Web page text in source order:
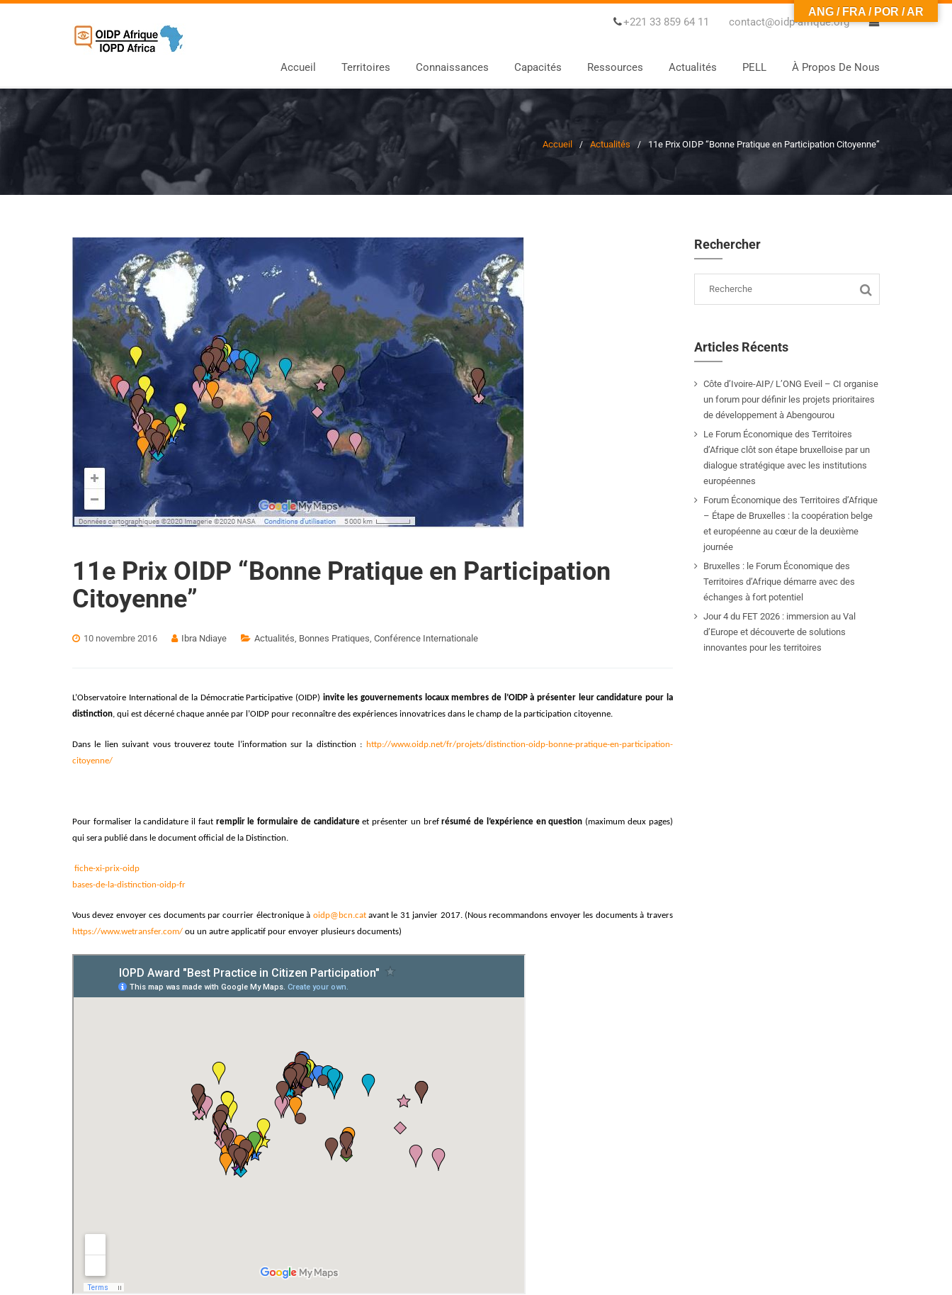
0
+221 33 859 64 11 contact@oidp-afrique.org
Accueil Territoires Connaissances Capacités Ressources Actualités PELL À Propos De Nous
Accueil Actualités 11e Prix OIDP “Bonne Pratique en Participation Citoyenne”
11e Prix OIDP “Bonne Pratique en Participation
Citoyenne”
10 novembre 2016 Ibra Ndiaye Actualités, Bonnes Pratiques, Conférence Internationale
L’Observatoire International de la Démocratie Participative (OIDP) invite les gouvernements locaux membres de l’OIDP à présenter leur candidature pour la
distinction, qui est décerné chaque année par l’OIDP pour reconnaître des expériences innovatrices dans le champ de la participation citoyenne.
Dans le lien suivant vous trouverez toute l’information sur la distinction :
http://www.oidp.net/fr/projets/distinction-oidp-bonne-pratique-en-participation-
citoyenne/
Pour formaliser la candidature il faut remplir le formulaire de candidatureet présenter un brefrésumé de l’expérience en question (maximum deux pages)
qui sera publié dans le document official de la Distinction.
fiche-xi-prix-oidp
bases-de-la-distinction-oidp-fr
Vous devez envoyer ces documents par courrier électronique à oidp@bcn.catavant le 31 janvier 2017. (Nous recommandons envoyer les documents à travers
https://www.wetransfer.com/ ou un autre applicatif pour envoyer plusieurs documents)
Rechercher
Articles Récents
Côte d’Ivoire-AIP/ L’ONG Eveil – CI organise
un forum pour définir les projets prioritaires
de développement à Abengourou
Le Forum Économique des Territoires
d’Afrique clôt son étape bruxelloise par un
dialogue stratégique avec les institutions
européennes
Forum Économique des Territoires d’Afrique
– Étape de Bruxelles : la coopération belge
et européenne au cœur de la deuxième
journée
Bruxelles : le Forum Économique des
Territoires d’Afrique démarre avec des
échanges à fort potentiel
Jour 4 du FET 2026 : immersion au Val
d’Europe et découverte de solutions
innovantes pour les territoires
ANG / FRA / POR / AR